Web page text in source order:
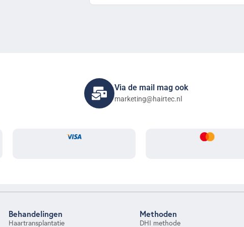
Via de mail mag ook
marketing@hairtec.nl
Behandelingen
Haartransplantatie
Methoden
DHI methode